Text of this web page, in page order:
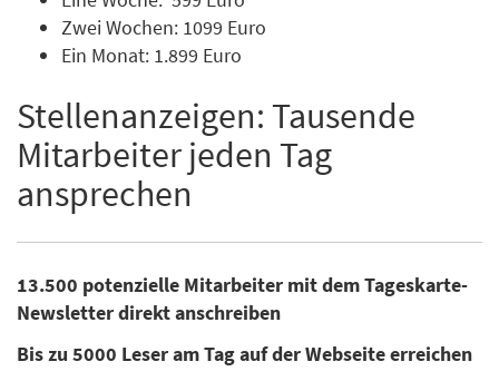
Zwei Wochen: 1099 Euro
Ein Monat: 1.899 Euro
Stellenanzeigen: Tausende
Mitarbeiter jeden Tag
ansprechen
13.500 potenzielle Mitarbeiter mit dem Tageskarte-
Newsletter direkt anschreiben
Bis zu 5000 Leser am Tag auf der Webseite erreichen